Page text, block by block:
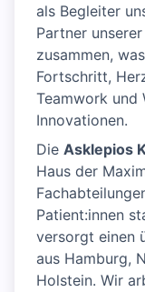
als Begleiter
Partner
zusammen,
Fortschritt,
Teamwork und
Innovationen.
Die Asklepios
Haus der
Patient:innen
versorgt einen
aus Hamburg,
Holstein. Wir